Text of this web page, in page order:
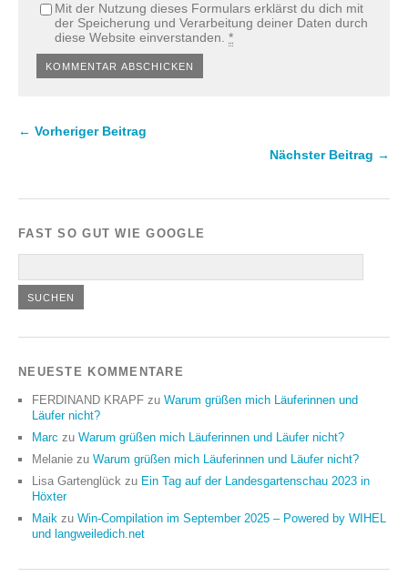
Mit der Nutzung dieses Formulars erklärst du dich mit
der Speicherung und Verarbeitung deiner Daten durch
diese Website einverstanden. *
← Vorheriger Beitrag
Nächster Beitrag →
FAST SO GUT WIE GOOGLE
NEUESTE KOMMENTARE
FERDINAND KRAPF zu Warum grüßen mich Läuferinnen und
Läufer nicht?
Marc zu Warum grüßen mich Läuferinnen und Läufer nicht?
Melanie zu Warum grüßen mich Läuferinnen und Läufer nicht?
Lisa Gartenglück zu Ein Tag auf der Landesgartenschau 2023 in
Höxter
Maik zu Win-Compilation im September 2025 – Powered by WIHEL
und langweiledich.net